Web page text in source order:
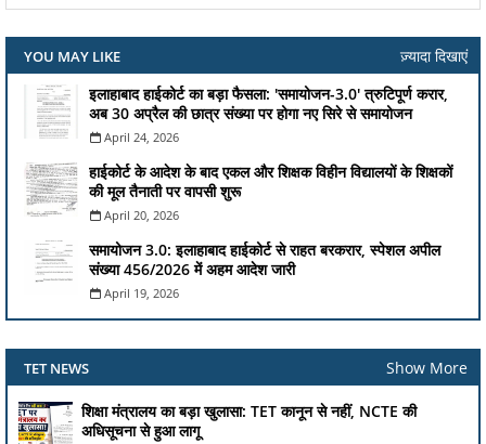
YOU MAY LIKE
ज़्यादा दिखाएं
इलाहाबाद हाईकोर्ट का बड़ा फैसला: 'समायोजन-3.0' त्रुटिपूर्ण करार,
अब 30 अप्रैल की छात्र संख्या पर होगा नए सिरे से समायोजन
April 24, 2026
हाईकोर्ट के आदेश के बाद एकल और शिक्षक विहीन विद्यालयों के शिक्षकों
की मूल तैनाती पर वापसी शुरू
April 20, 2026
समायोजन 3.0: इलाहाबाद हाईकोर्ट से राहत बरकरार, स्पेशल अपील
संख्या 456/2026 में अहम आदेश जारी
April 19, 2026
TET NEWS Show More
शिक्षा मंत्रालय का बड़ा खुलासा: TET कानून से नहीं, NCTE की
अधिसूचना से हुआ लागू